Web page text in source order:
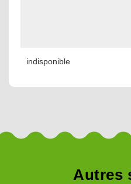
indisponible
Autres